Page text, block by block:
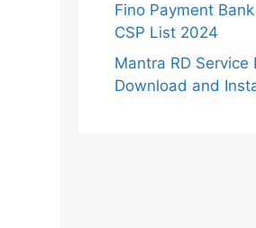
Fino Payment
CSP List 2024
Mantra RD Service
Download and